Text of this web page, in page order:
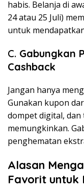
habis. Belanja di
24 atau 25 Juli)
untuk
C. Gabungkan
Cashback
Jangan hanya
Gunakan kupon
dompet digital,
memungkinkan.
penghematan
Alasan
Favorit untuk